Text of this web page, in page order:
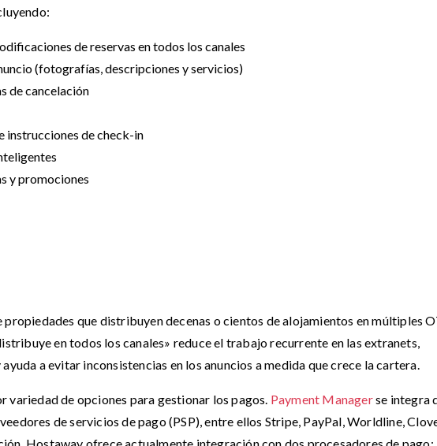
de reservas en todos los canales
(fotografías, descripciones y servicios)
de cancelación
instrucciones de check-in
y promociones
propiedades que distribuyen decenas o cientos de alojamientos en múltiples
en todos los canales» reduce el trabajo recurrente en las extranets,
a evitar inconsistencias en los anuncios a medida que crece la cartera.
variedad de opciones para gestionar los pagos. Payment Managerse integra
de servicios de pago (PSP), entre ellos Stripe, PayPal, Worldline,